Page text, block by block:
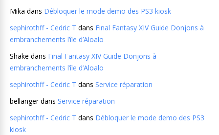
Mika dans Débloquer le mode demo des PS3 kiosk
sephirothff - Cedric T dans Final Fantasy XIV Guide Donjons à
embranchements l’île d’Aloalo
Shake dans Final Fantasy XIV Guide Donjons à
embranchements l’île d’Aloalo
sephirothff - Cedric T dans Service réparation
bellangerdans Service réparation
sephirothff - Cedric T dans Débloquer le mode demo des PS3
kiosk